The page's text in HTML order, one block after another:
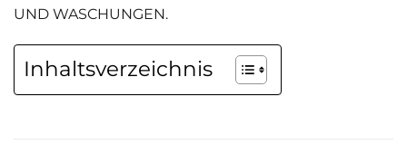
UND WASCHUNGEN.
Inhaltsverzeichnis